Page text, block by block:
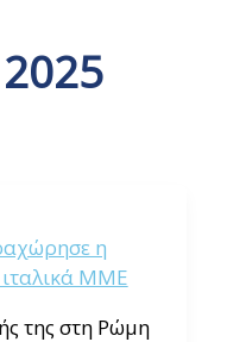
η
ΜΜΕ
της στη Ρώμη